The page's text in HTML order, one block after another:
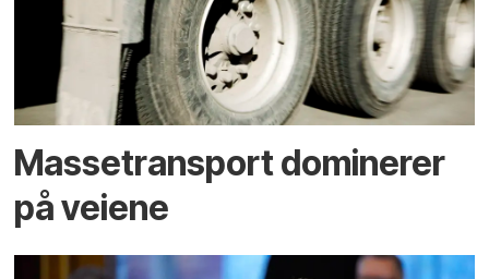
Massetransport dominerer
på veiene